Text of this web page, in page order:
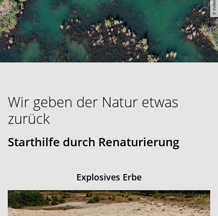
Wir geben der Natur etwas
zurück
Starthilfe durch Renaturierung
Explosives Erbe